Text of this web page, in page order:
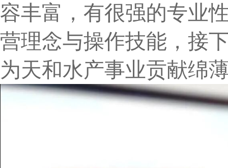
容丰富，有很强的专业
营理念与操作技能，接
为天和水产事业贡献绵